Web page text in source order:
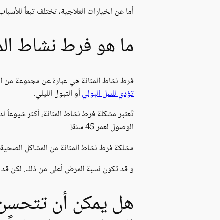
أما عن الخيارات العلاجية، تختلف تبعاً
ما هو فرط نشاط
فرط نشاط المثانة هي عبارة عن مجموعة من
تؤدي للسل البوليأو التبول الليلي.
الوصول لعمر 45 سنة!
مشلكة فرط نشاط المثانة من المشاكل الصحية الشائعة، التي
و قد تكون نسبة المرض أعلى من ذلك. لكن قد
هل يمكن أن تتحسن